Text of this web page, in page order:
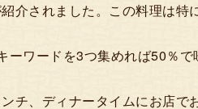
介されました。この料理は特
ーワードを3つ集めれば50％で
チ、ディナータイムにお店で